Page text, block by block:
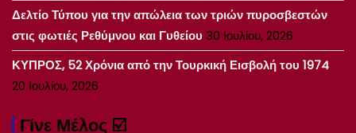
Δελτίο Τύπου για την απώλεια των τριών πυροσβεστών
στις φωτιές Ρεθύμνου και Γυθείου 30 Ιουλίου, 2026
ΚΥΠΡΟΣ, 52 Χρόνια από την Τουρκική Εισβολή του 1974
20 Ιουλίου, 2026
Γίνε Μέλος ☑️